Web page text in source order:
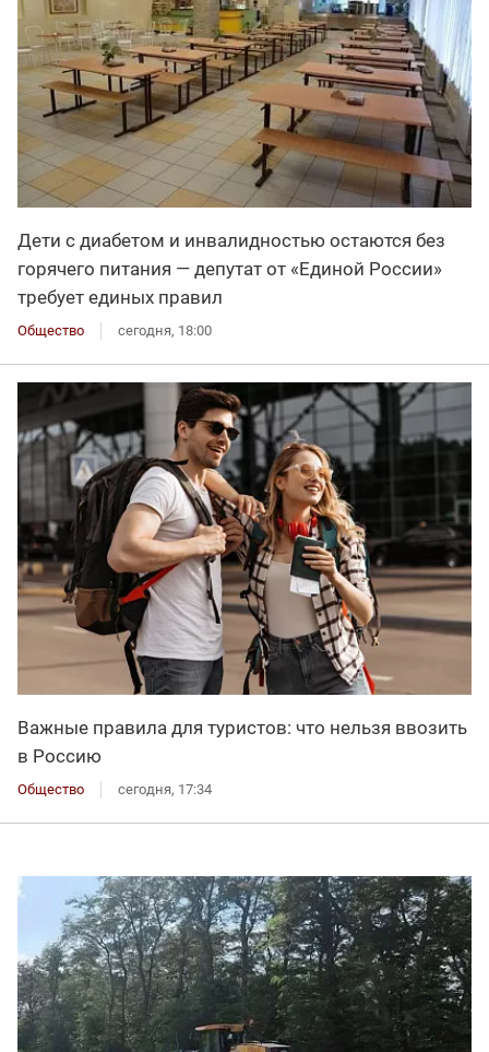
Дети с диабетом и инвалидностью остаются без
горячего питания — депутат от «Единой России»
требует единых правил
Общество сегодня, 18:00
Важные правила для туристов: что нельзя ввозить
в Россию
Общество сегодня, 17:34